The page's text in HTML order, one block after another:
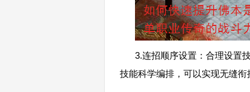
3.连招顺序设置：合理设置
技能科学编排，可以实现无缝衔